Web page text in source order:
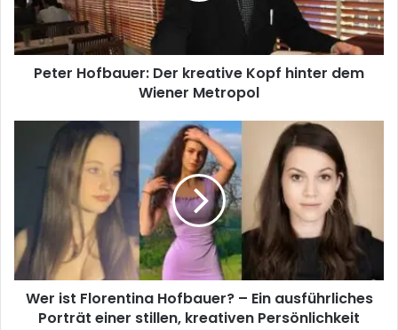
Peter Hofbauer: Der kreative Kopf hinter dem
Wiener Metropol
Wer ist Florentina Hofbauer? – Ein ausführliches
Porträt einer stillen, kreativen Persönlichkeit